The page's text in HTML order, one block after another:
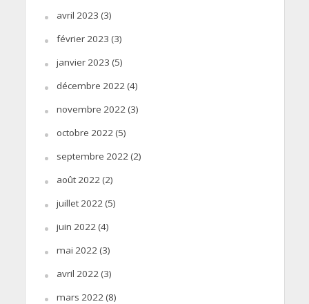
avril 2023 (3)
février 2023 (3)
janvier 2023 (5)
décembre 2022(4)
novembre 2022(3)
octobre 2022(5)
septembre 2022(2)
août 2022(2)
juillet 2022(5)
juin 2022(4)
mai 2022(3)
avril 2022(3)
mars 2022(8)